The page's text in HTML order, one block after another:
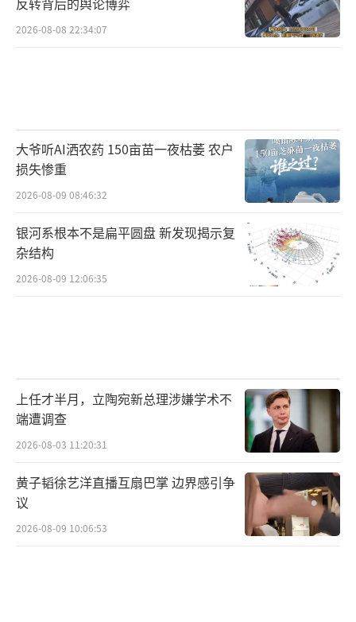
2026-08-08 22:34:07
大爷听AI洒农药 150亩苗一夜枯萎 农户
损失惨重
2026-08-09 08:46:32
银河系根本不是扁平圆盘 新发现揭示复
杂结构
2026-08-09 12:06:35
上任才半月，立陶宛新总理涉嫌学术不
端遭调查
2026-08-03 11:20:31
黄子韬徐艺洋直播互扇巴掌 边界感引争
议
2026-08-09 10:06:53